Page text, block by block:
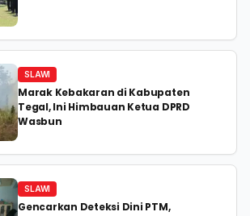
SLAWI
Marak Kebakaran di Kabupaten
Tegal, Ini Himbauan Ketua DPRD
Wasbun
SLAWI
Gencarkan Deteksi Dini PTM,